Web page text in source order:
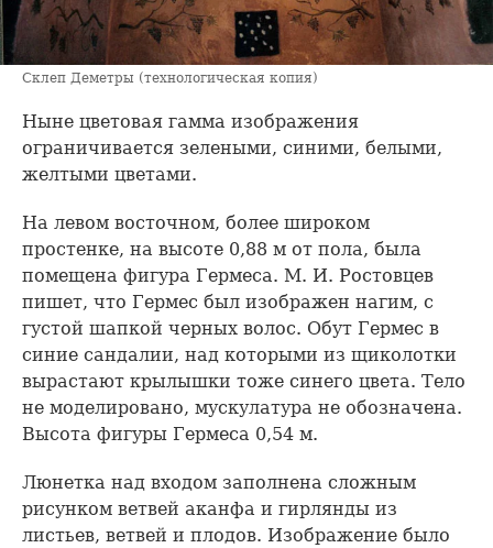
Склеп Деметры (технологическая копия)
Ныне цветовая гамма изображения
ограничивается зелеными, синими, белыми,
желтыми цветами.
На левом восточном, более широком
простенке, на высоте 0,88 м от пола, была
помещена фигура Гермеса. М. И. Ростовцев
пишет, что Гермес был изображен нагим, с
густой шапкой черных волос. Обут Гермес в
синие сандалии, над которыми из щиколотки
вырастают крылышки тоже синего цвета. Тело
не моделировано, мускулатура не обозначена.
Высота фигуры Гермеса 0,54 м.
Люнетка над входом заполнена сложным
рисунком ветвей аканфа и гирлянды из
листьев, ветвей и плодов. Изображение было